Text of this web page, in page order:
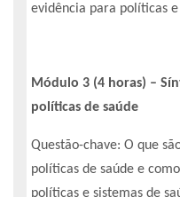
evidência para políticas
Módulo 3 (4 horas) –
políticas de saúde
Questão-chave: O que
políticas de saúde e
políticas e sistemas de